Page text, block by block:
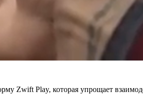
Zwift Play, которая упрощает